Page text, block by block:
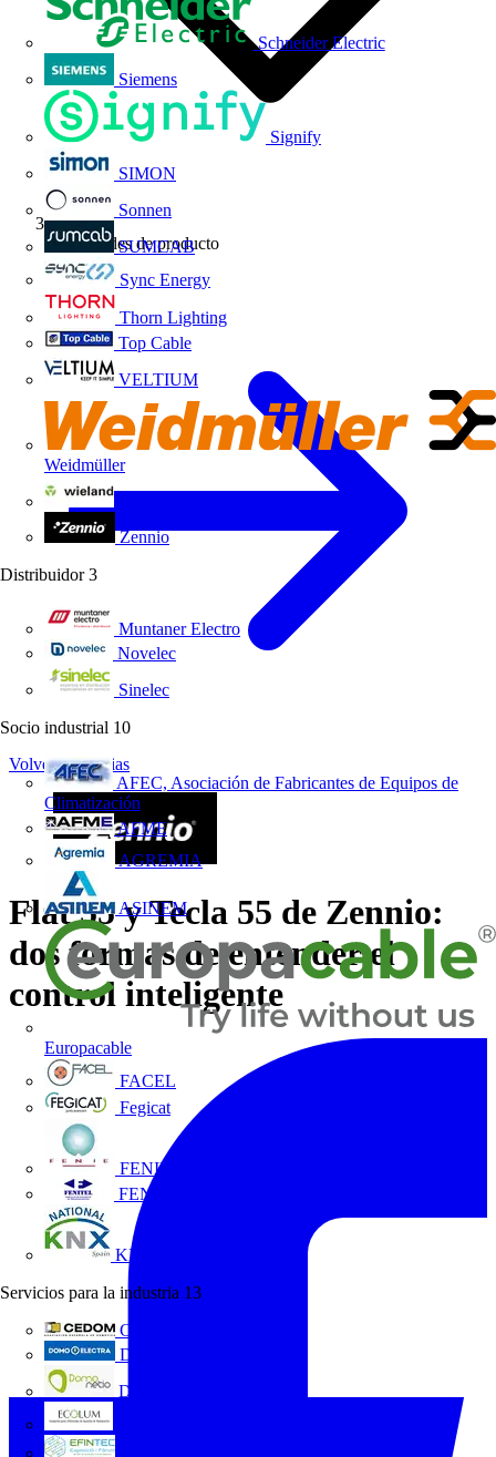
Schneider Electric
Siemens
Signify
SIMON
Sonnen
SUMCAB
Sync Energy
Thorn Lighting
Top Cable
VELTIUM
Weidmüller
Zennio
Distribuidor 3
Muntaner Electro
Novelec
Sinelec
Socio industrial 10
AFEC, Asociación de Fabricantes de Equipos de
Climatización
AFME
AGREMIA
ASINEM
Europacable
FACEL
Fegicat
FENIE
FENITEL
KNX España
Servicios para la industria 13
CEDOM
Domo Electra
Domonetio
Novedades de producto
Volver a Noticias
Flat 55 y Tecla 55 de Zennio:
dos formas de entender el
control inteligente